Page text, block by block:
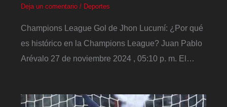
Deja un comentario / Deportes
Champions League Gol de Jhon Lucumí: ¿Por qué
es histórico en la Champions League? Juan Pablo
Arévalo 27 de noviembre 2024 , 05:10 p. m. El…